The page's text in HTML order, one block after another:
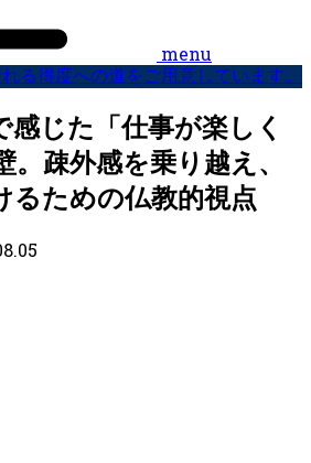
menu
る得度への道をご用意しています。
感じた「仕事が楽しく
。疎外感を乗り越え、
るための仏教的視点